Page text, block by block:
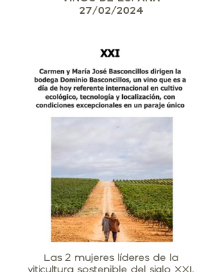
27/02/2024
Las 2 mujeres líderes de la
viticultura sostenible del siglo XXI.